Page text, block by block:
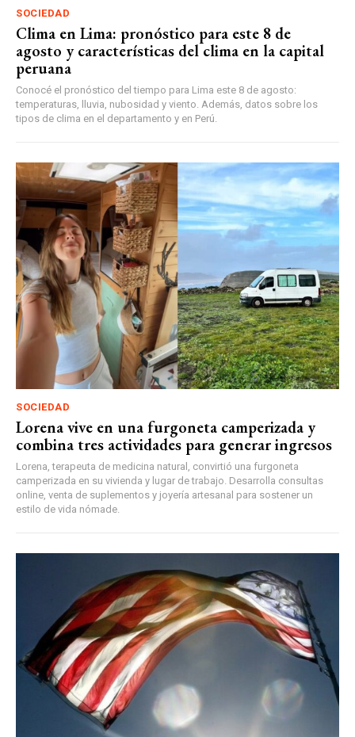
SOCIEDAD
Clima en Lima: pronóstico para este 8 de
agosto y características del clima en la capital
peruana
Conocé el pronóstico del tiempo para Lima este 8 de agosto:
temperaturas, lluvia, nubosidad y viento. Además, datos sobre los
tipos de clima en el departamento y en Perú.
SOCIEDAD
Lorena vive en una furgoneta camperizada y
combina tres actividades para generar ingresos
Lorena, terapeuta de medicina natural, convirtió una furgoneta
camperizada en su vivienda y lugar de trabajo. Desarrolla consultas
online, venta de suplementos y joyería artesanal para sostener un
estilo de vida nómade.